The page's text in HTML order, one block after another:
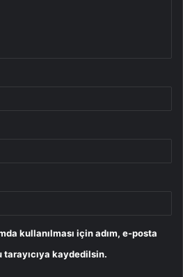
kullanılması için adım, e-posta
kaydedilsin.